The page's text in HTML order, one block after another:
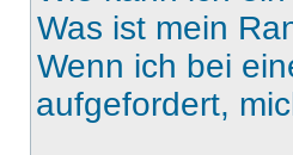
Was ist mein
Wenn ich bei
aufgefordert,